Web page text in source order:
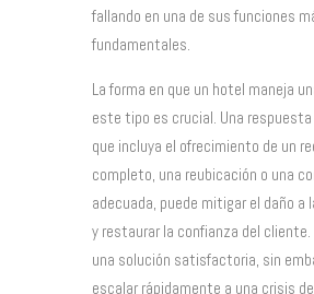
fallando en una de sus funciones
fundamentales.
La forma en que un hotel maneja
este tipo es crucial. Una respuesta
que incluya el ofrecimiento de un
completo, una reubicación o una
adecuada, puede mitigar el daño a
y restaurar la confianza del cliente.
una solución satisfactoria, sin
escalar rápidamente a una crisis